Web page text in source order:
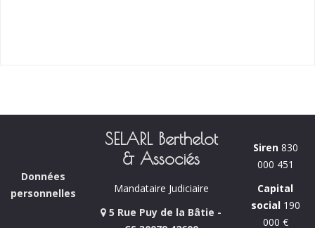
Données
personnelles
SELARL Berthelot
& Associés
Mandataire Judiciaire
5 Rue Puy de la Bâtie -
Siren830
000 451
Capital
social190
000 €